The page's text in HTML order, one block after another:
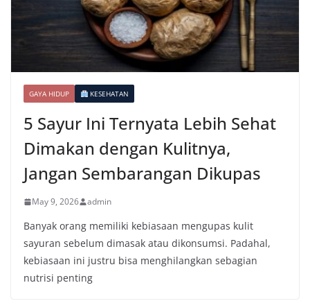
GAYA HIDUP KESEHATAN
5 Sayur Ini Ternyata Lebih Sehat
Dimakan dengan Kulitnya,
Jangan Sembarangan Dikupas
May 9, 2026 admin
Banyak orang memiliki kebiasaan mengupas kulit
sayuran sebelum dimasak atau dikonsumsi. Padahal,
kebiasaan ini justru bisa menghilangkan sebagian
nutrisi penting